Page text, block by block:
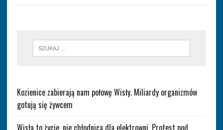
Kozienice zabierają nam połowę Wisły. Miliardy organizmów
gotują się żywcem